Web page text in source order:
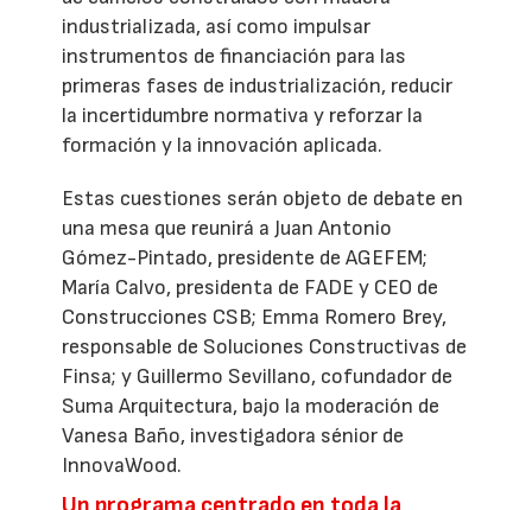
industrializada, así como impulsar
instrumentos de financiación para las
primeras fases de industrialización, reducir
la incertidumbre normativa y reforzar la
formación y la innovación aplicada.
Estas cuestiones serán objeto de debate en
una mesa que reunirá a Juan Antonio
Gómez-Pintado, presidente de AGEFEM;
María Calvo, presidenta de FADE y CEO de
Construcciones CSB; Emma Romero Brey,
responsable de Soluciones Constructivas de
Finsa; y Guillermo Sevillano, cofundador de
Suma Arquitectura, bajo la moderación de
Vanesa Baño, investigadora sénior de
InnovaWood.